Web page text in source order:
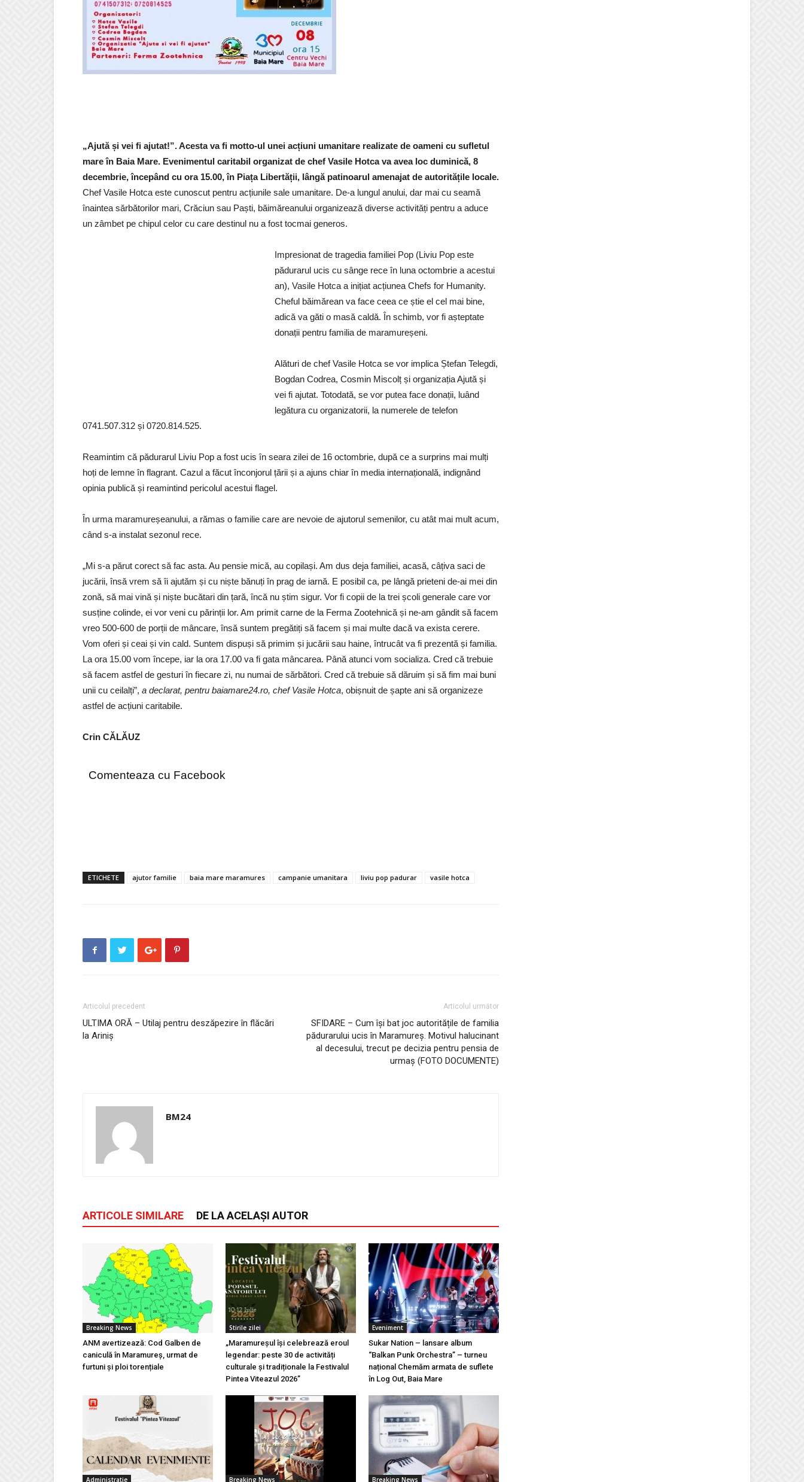
„Ajută și vei fi ajutat!”. Acesta va fi motto-ul unei acțiuni umanitare realizate de oameni cu sufletul
mare în Baia Mare. Evenimentul caritabil organizat de chef Vasile Hotca va avea loc duminică, 8
decembrie, începând cu ora 15.00, în Piața Libertății, lângă patinoarul amenajat de autoritățile locale.
Chef Vasile Hotca este cunoscut pentru acțiunile sale umanitare. De-a lungul anului, dar mai cu seamă
înaintea sărbătorilor mari, Crăciun sau Paști, băimăreanului organizează diverse activități pentru a aduce
un zâmbet pe chipul celor cu care destinul nu a fost tocmai generos.
Impresionat de tragedia familiei Pop (Liviu Pop este
pădurarul ucis cu sânge rece în luna octombrie a acestui
an), Vasile Hotca a inițiat acțiunea Chefs for Humanity.
Cheful băimărean va face ceea ce știe el cel mai bine,
adică va găti o masă caldă. În schimb, vor fi așteptate
donații pentru familia de maramureșeni.
Alături de chef Vasile Hotca se vor implica Ștefan Telegdi,
Bogdan Codrea, Cosmin Miscolț și organizația Ajută și
vei fi ajutat. Totodată, se vor putea face donații, luând
legătura cu organizatorii, la numerele de telefon
0741.507.312 și 0720.814.525.
Reamintim că pădurarul Liviu Pop a fost ucis în seara zilei de 16 octombrie, după ce a surprins mai mulți
hoți de lemne în flagrant. Cazul a făcut înconjorul țării și a ajuns chiar în media internațională, indignând
opinia publică și reamintind pericolul acestui flagel.
În urma maramureșeanului, a rămas o familie care are nevoie de ajutorul semenilor, cu atât mai mult acum,
când s-a instalat sezonul rece.
„Mi s-a părut corect să fac asta. Au pensie mică, au copilași. Am dus deja familiei, acasă, câțiva saci de
jucării, însă vrem să îi ajutăm și cu niște bănuți în prag de iarnă. E posibil ca, pe lângă prieteni de-ai mei din
zonă, să mai vină și niște bucătari din țară, încă nu știm sigur. Vor fi copii de la trei școli generale care vor
susține colinde, ei vor veni cu părinții lor. Am primit carne de la Ferma Zootehnică și ne-am gândit să facem
vreo 500-600 de porții de mâncare, însă suntem pregătiți să facem și mai multe dacă va exista cerere.
Vom oferi și ceai și vin cald. Suntem dispuși să primim și jucării sau haine, întrucât va fi prezentă și familia.
La ora 15.00 vom începe, iar la ora 17.00 va fi gata mâncarea. Până atunci vom socializa. Cred că trebuie
să facem astfel de gesturi în fiecare zi, nu numai de sărbători. Cred că trebuie să dăruim și să fim mai buni
unii cu ceilalți”, a declarat, pentru baiamare24.ro, chef Vasile Hotca, obișnuit de șapte ani să organizeze
astfel de acțiuni caritabile.
Crin CĂLĂUZ
Comenteaza cu Facebook
ETICHETE ajutor familie baia mare maramures campanie umanitara liviu pop padurar vasile hotca
Articolul precedent
ULTIMA ORĂ – Utilaj pentru deszăpezire în flăcări
la Ariniș
Articolul următor
SFIDARE – Cum își bat joc autoritățile de familia
pădurarului ucis în Maramureș. Motivul halucinant
al decesului, trecut pe decizia pentru pensia de
urmaș (FOTO DOCUMENTE)
BM24
ARTICOLE SIMILARE DE LA ACELAȘI AUTOR
Breaking News
ANM avertizează: Cod Galben de
caniculă în Maramureș, urmat de
furtuni și ploi torențiale
Stirile zilei
„Maramureșul își celebrează eroul
legendar: peste 30 de activități
culturale și tradiționale la Festivalul
Pintea Viteazul 2026”
Eveniment
Sukar Nation – lansare album
“Balkan Punk Orchestra” – turneu
național Chemăm armata de suflete
în Log Out, Baia Mare
Administratie Breaking News Breaking News